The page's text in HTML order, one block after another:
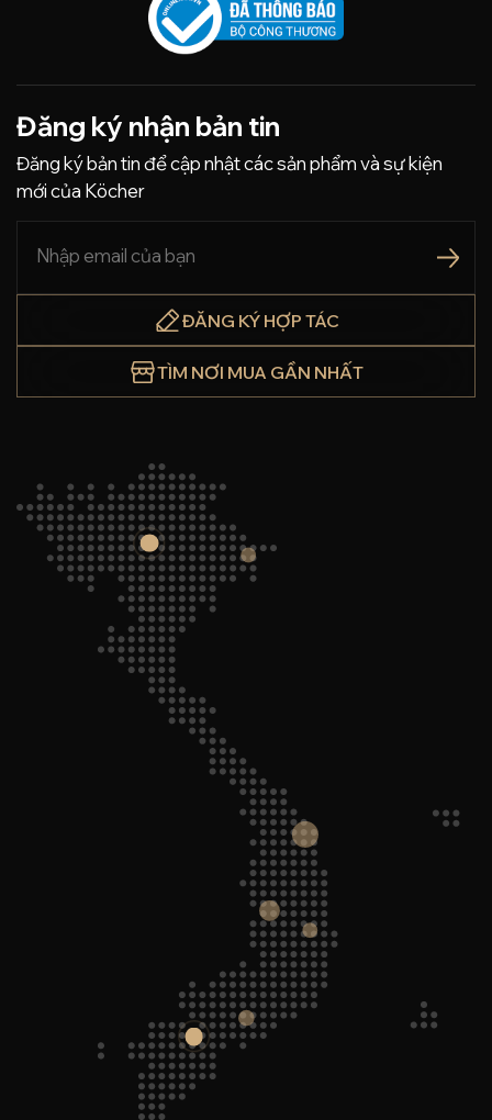
Đăng ký nhận bản tin
Đăng ký bản tin để cập nhật các sản phẩm và sự kiện
mới của Köcher
ĐĂNG KÝ HỢP TÁC
TÌM NƠI MUA GẦN NHẤT